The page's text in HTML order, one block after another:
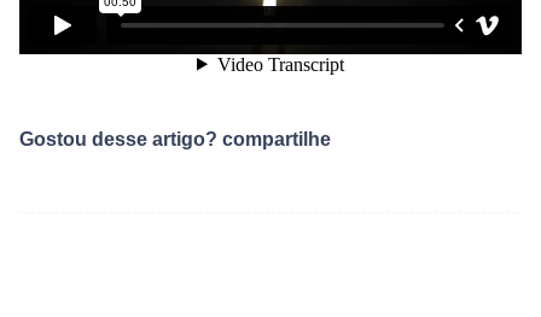
Gostou desse artigo? compartilhe